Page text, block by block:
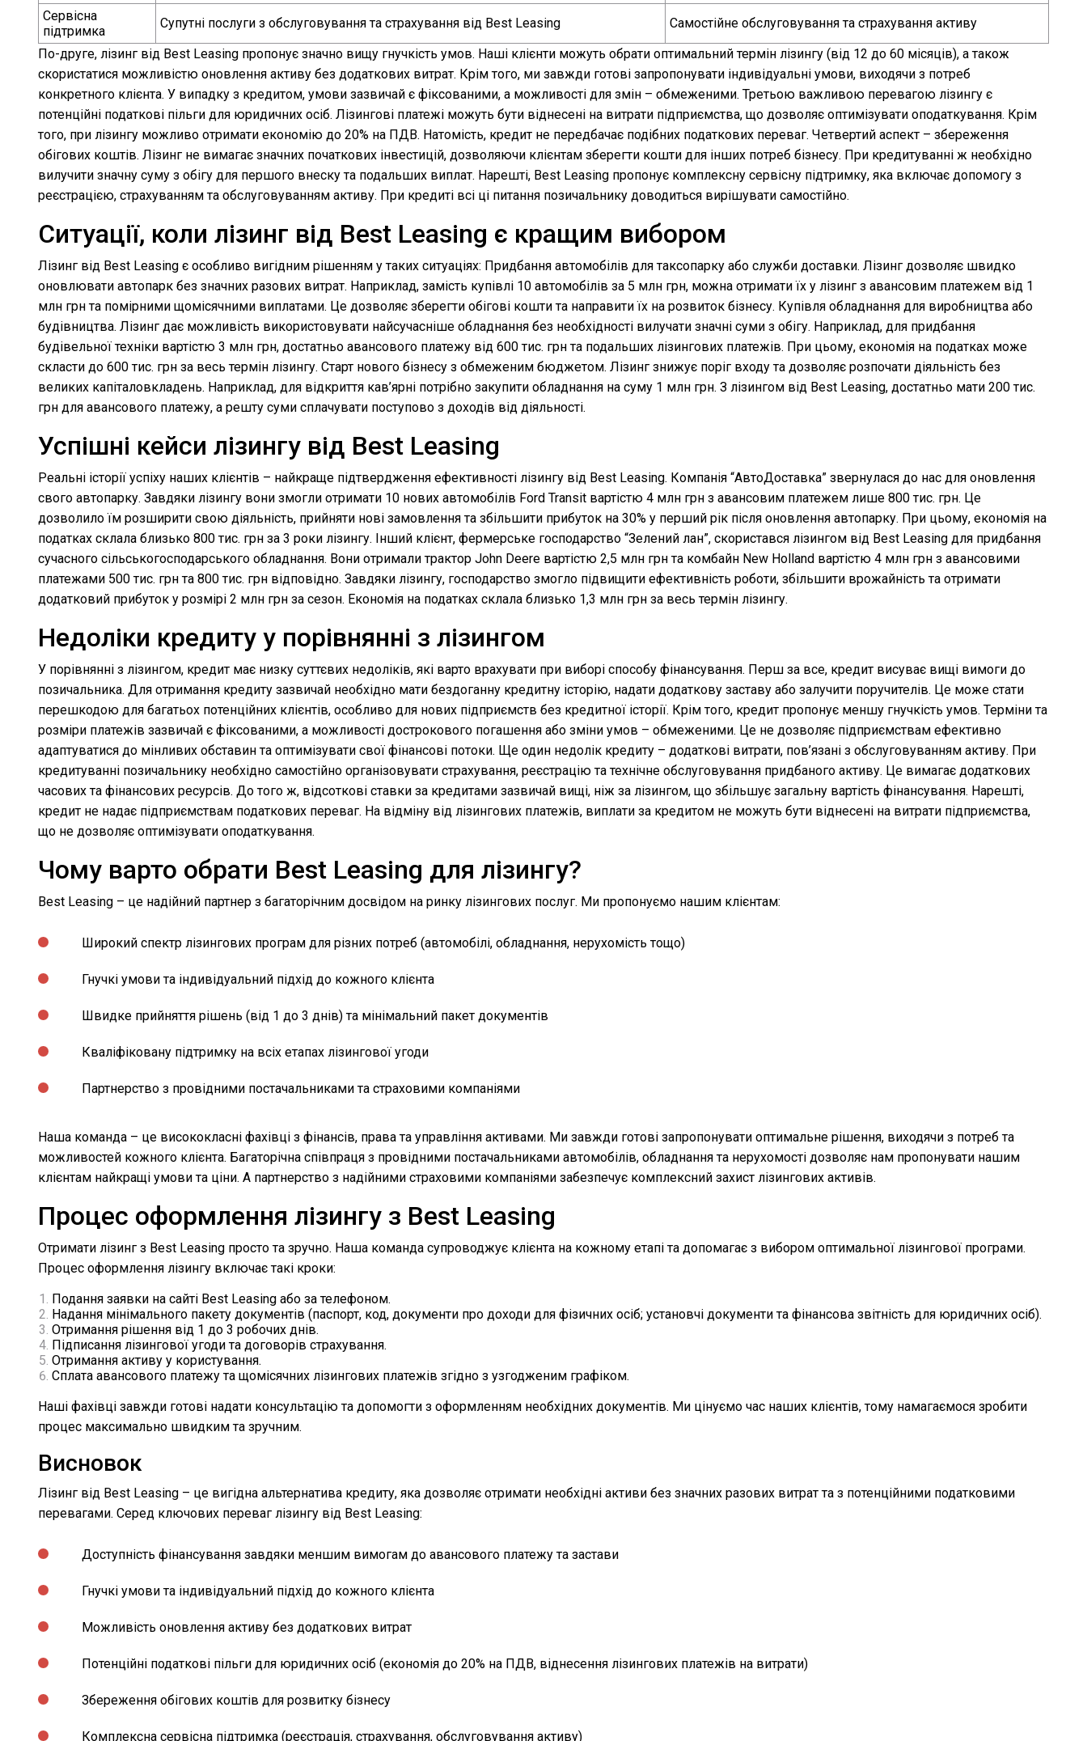
Сервісна
підтримка
Супутні послуги з обслуговування та страхування від Best Leasing
Самостійне обслуговування та страхування активу
По-друге, лізинг від Best Leasing пропонує значно вищу гнучкість умов. Наші клієнти можуть обрати оптимальний термін лізингу (від 12 до 60 місяців), а також
скористатися можливістю оновлення активу без додаткових витрат. Крім того, ми завжди готові запропонувати індивідуальні умови, виходячи з потреб
конкретного клієнта. У випадку з кредитом, умови зазвичай є фіксованими, а можливості для змін – обмеженими. Третьою важливою перевагою лізингу є
потенційні податкові пільги для юридичних осіб. Лізингові платежі можуть бути віднесені на витрати підприємства, що дозволяє оптимізувати оподаткування. Крім
того, при лізингу можливо отримати економію до 20% на ПДВ. Натомість, кредит не передбачає подібних податкових переваг. Четвертий аспект – збереження
обігових коштів. Лізинг не вимагає значних початкових інвестицій, дозволяючи клієнтам зберегти кошти для інших потреб бізнесу. При кредитуванні ж необхідно
вилучити значну суму з обігу для першого внеску та подальших виплат. Нарешті, Best Leasing пропонує комплексну сервісну підтримку, яка включає допомогу з
реєстрацією, страхуванням та обслуговуванням активу. При кредиті всі ці питання позичальнику доводиться вирішувати самостійно.
Ситуації, коли лізинг від Best Leasing є кращим вибором
Лізинг від Best Leasing є особливо вигідним рішенням у таких ситуаціях: Придбання автомобілів для таксопарку або служби доставки. Лізинг дозволяє швидко
оновлювати автопарк без значних разових витрат. Наприклад, замість купівлі 10 автомобілів за 5 млн грн, можна отримати їх у лізинг з авансовим платежем від 1
млн грн та помірними щомісячними виплатами. Це дозволяє зберегти обігові кошти та направити їх на розвиток бізнесу. Купівля обладнання для виробництва або
будівництва. Лізинг дає можливість використовувати найсучасніше обладнання без необхідності вилучати значні суми з обігу. Наприклад, для придбання
будівельної техніки вартістю 3 млн грн, достатньо авансового платежу від 600 тис. грн та подальших лізингових платежів. При цьому, економія на податках може
скласти до 600 тис. грн за весь термін лізингу. Старт нового бізнесу з обмеженим бюджетом. Лізинг знижує поріг входу та дозволяє розпочати діяльність без
великих капіталовкладень. Наприклад, для відкриття кав’ярні потрібно закупити обладнання на суму 1 млн грн. З лізингом від Best Leasing, достатньо мати 200 тис.
грн для авансового платежу, а решту суми сплачувати поступово з доходів від діяльності.
Успішні кейси лізингу від Best Leasing
Реальні історії успіху наших клієнтів – найкраще підтвердження ефективності лізингу від Best Leasing. Компанія “АвтоДоставка” звернулася до нас для оновлення
свого автопарку. Завдяки лізингу вони змогли отримати 10 нових автомобілів Ford Transit вартістю 4 млн грн з авансовим платежем лише 800 тис. грн. Це
дозволило їм розширити свою діяльність, прийняти нові замовлення та збільшити прибуток на 30% у перший рік після оновлення автопарку. При цьому, економія на
податках склала близько 800 тис. грн за 3 роки лізингу. Інший клієнт, фермерське господарство “Зелений лан”, скористався лізингом від Best Leasing для придбання
сучасного сільськогосподарського обладнання. Вони отримали трактор John Deere вартістю 2,5 млн грн та комбайн New Holland вартістю 4 млн грн з авансовими
платежами 500 тис. грн та 800 тис. грн відповідно. Завдяки лізингу, господарство змогло підвищити ефективність роботи, збільшити врожайність та отримати
додатковий прибуток у розмірі 2 млн грн за сезон. Економія на податках склала близько 1,3 млн грн за весь термін лізингу.
Недоліки кредиту у порівнянні з лізингом
У порівнянні з лізингом, кредит має низку суттєвих недоліків, які варто врахувати при виборі способу фінансування. Перш за все, кредит висуває вищі вимоги до
позичальника. Для отримання кредиту зазвичай необхідно мати бездоганну кредитну історію, надати додаткову заставу або залучити поручителів. Це може стати
перешкодою для багатьох потенційних клієнтів, особливо для нових підприємств без кредитної історії. Крім того, кредит пропонує меншу гнучкість умов. Терміни та
розміри платежів зазвичай є фіксованими, а можливості дострокового погашення або зміни умов – обмеженими. Це не дозволяє підприємствам ефективно
адаптуватися до мінливих обставин та оптимізувати свої фінансові потоки. Ще один недолік кредиту – додаткові витрати, пов’язані з обслуговуванням активу. При
кредитуванні позичальнику необхідно самостійно організовувати страхування, реєстрацію та технічне обслуговування придбаного активу. Це вимагає додаткових
часових та фінансових ресурсів. До того ж, відсоткові ставки за кредитами зазвичай вищі, ніж за лізингом, що збільшує загальну вартість фінансування. Нарешті,
кредит не надає підприємствам податкових переваг. На відміну від лізингових платежів, виплати за кредитом не можуть бути віднесені на витрати підприємства,
що не дозволяє оптимізувати оподаткування.
Чому варто обрати Best Leasing для лізингу?
Best Leasing – це надійний партнер з багаторічним досвідом на ринку лізингових послуг. Ми пропонуємо нашим клієнтам:
Широкий спектр лізингових програм для різних потреб (автомобілі, обладнання, нерухомість тощо)
Гнучкі умови та індивідуальний підхід до кожного клієнта
Швидке прийняття рішень (від 1 до 3 днів) та мінімальний пакет документів
Кваліфіковану підтримку на всіх етапах лізингової угоди
Партнерство з провідними постачальниками та страховими компаніями
Наша команда – це висококласні фахівці з фінансів, права та управління активами. Ми завжди готові запропонувати оптимальне рішення, виходячи з потреб та
можливостей кожного клієнта. Багаторічна співпраця з провідними постачальниками автомобілів, обладнання та нерухомості дозволяє нам пропонувати нашим
клієнтам найкращі умови та ціни. А партнерство з надійними страховими компаніями забезпечує комплексний захист лізингових активів.
Процес оформлення лізингу з Best Leasing
Отримати лізинг з Best Leasing просто та зручно. Наша команда супроводжує клієнта на кожному етапі та допомагає з вибором оптимальної лізингової програми.
Процес оформлення лізингу включає такі кроки:
Подання заявки на сайті Best Leasing або за телефоном.
Надання мінімального пакету документів (паспорт, код, документи про доходи для фізичних осіб; установчі документи та фінансова звітність для юридичних осіб).
Отримання рішення від 1 до 3 робочих днів.
Підписання лізингової угоди та договорів страхування.
Отримання активу у користування.
Сплата авансового платежу та щомісячних лізингових платежів згідно з узгодженим графіком.
Наші фахівці завжди готові надати консультацію та допомогти з оформленням необхідних документів. Ми цінуємо час наших клієнтів, тому намагаємося зробити
процес максимально швидким та зручним.
Висновок
Лізинг від Best Leasing – це вигідна альтернатива кредиту, яка дозволяє отримати необхідні активи без значних разових витрат та з потенційними податковими
перевагами. Серед ключових переваг лізингу від Best Leasing:
Доступність фінансування завдяки меншим вимогам до авансового платежу та застави
Гнучкі умови та індивідуальний підхід до кожного клієнта
Можливість оновлення активу без додаткових витрат
Потенційні податкові пільги для юридичних осіб (економія до 20% на ПДВ, віднесення лізингових платежів на витрати)
Збереження обігових коштів для розвитку бізнесу
Комплексна сервісна підтримка (реєстрація, страхування, обслуговування активу)